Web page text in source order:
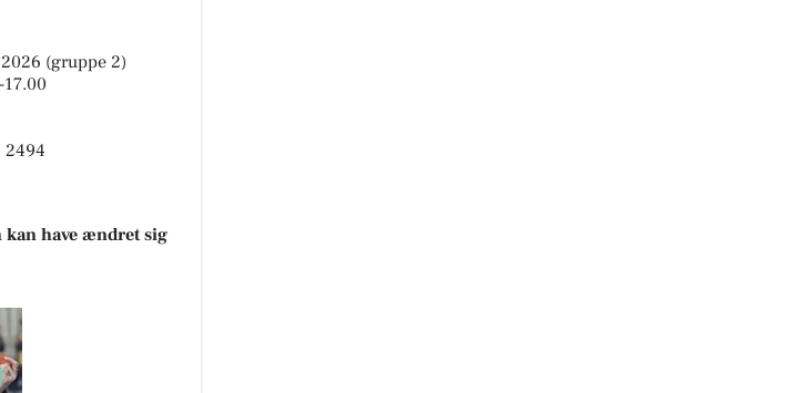
(gruppe 2)
2494
kan have ændret sig